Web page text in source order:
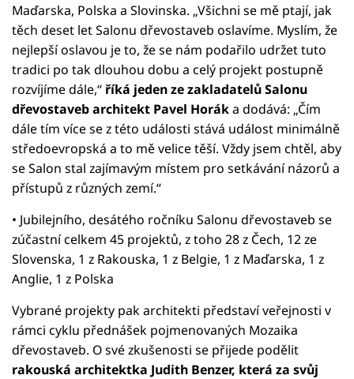
Maďarska, Polska a Slovinska. „Všichni se mě ptají, jak
těch deset let Salonu dřevostaveb oslavíme. Myslím, že
nejlepší oslavou je to, že se nám podařilo udržet tuto
tradici po tak dlouhou dobu a celý projekt postupně
rozvíjíme dále,“ říká jeden ze zakladatelů Salonu
dřevostaveb architekt Pavel Horáka dodává: „Čím
dále tím více se z této události stává událost minimálně
středoevropská a to mě velice těší. Vždy jsem chtěl, aby
se Salon stal zajímavým místem pro setkávání názorů a
přístupů z různých zemí.“
• Jubilejního, desátého ročníku Salonu dřevostaveb se
zúčastní celkem 45 projektů, z toho 28 z Čech, 12 ze
Slovenska, 1 z Rakouska, 1 z Belgie, 1 z Maďarska, 1 z
Anglie, 1 z Polska
Vybrané projekty pak architekti představí veřejnosti v
rámci cyklu přednášek pojmenovaných Mozaika
dřevostaveb. O své zkušenosti se přijede podělit
rakouská architektka Judith Benzer, která za svůj